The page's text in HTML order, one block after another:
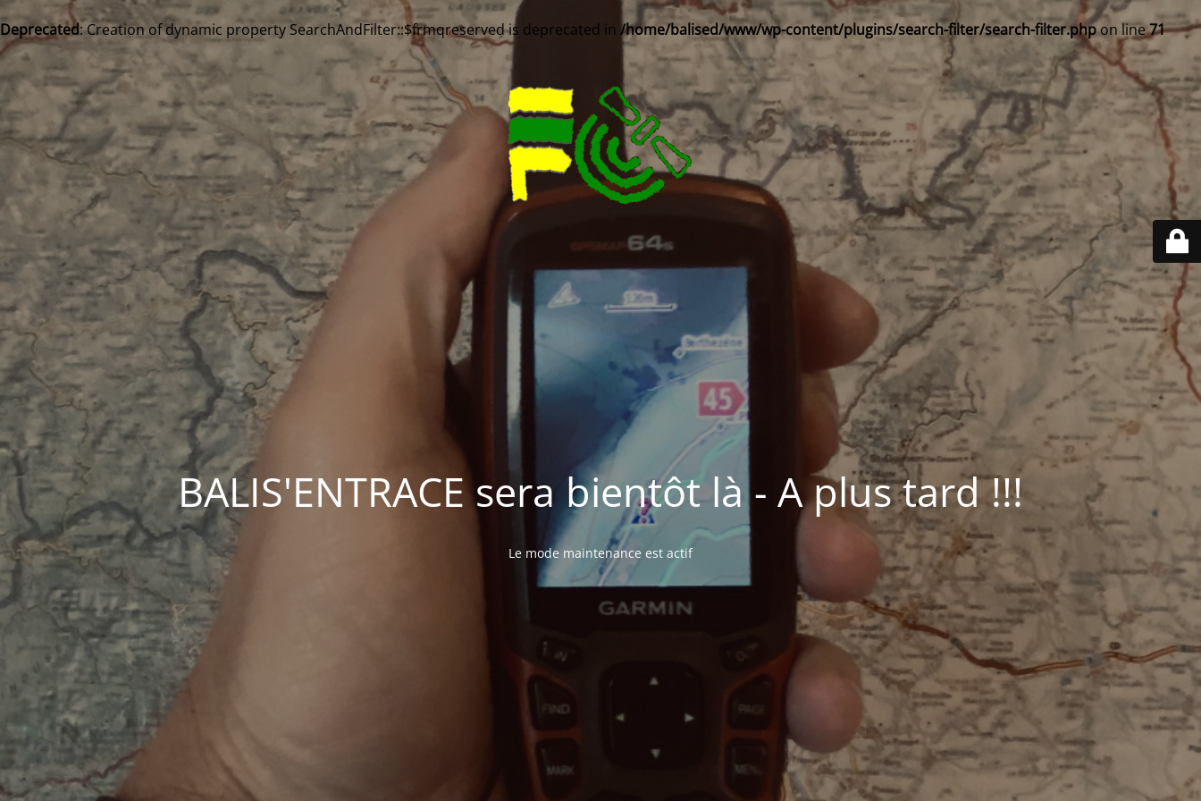
Deprecated: Creation of dynamic property SearchAndFilter::$frmqreserved is deprecated in /home/balised/www/wp-content/plugins/search-filter/search-filter.phpon line71
BALIS'ENTRACE sera bientôt là - A plus tard !!!
Le mode maintenance est actif